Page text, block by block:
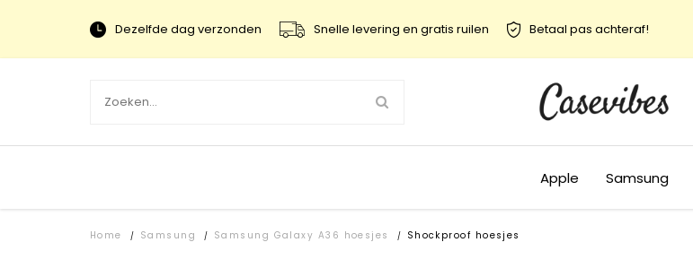
Dezelfde dag verzonden Snelle levering en gratis ruilen Betaal pas achteraf!
Apple Samsung
Home / Samsung / Samsung Galaxy A36 hoesjes / Shockproof hoesjes